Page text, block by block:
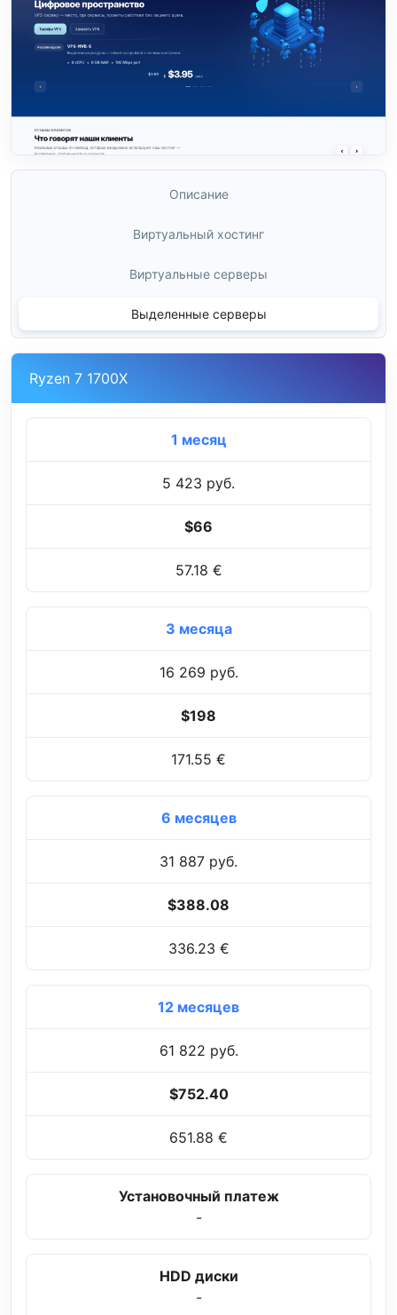
Описание
Виртуальный хостинг
Виртуальные серверы
Выделенные серверы
Ryzen 7 1700X
1 месяц
5 423 руб.
$66
57.18 €
3 месяца
16 269 руб.
$198
171.55 €
6 месяцев
31 887 руб.
$388.08
336.23 €
12 месяцев
61 822 руб.
$752.40
651.88 €
Установочный платеж
-
HDD диски
-